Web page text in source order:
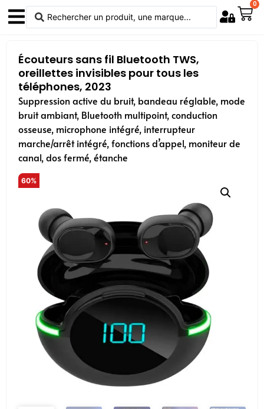
0
Écouteurs sans fil Bluetooth TWS,
oreillettes invisibles pour tous les
téléphones, 2023
Suppression active du bruit, bandeau réglable, mode
bruit ambiant, Bluetooth multipoint, conduction
osseuse, microphone intégré, interrupteur
marche/arrêt intégré, fonctions d’appel, moniteur de
canal, dos fermé, étanche
60%